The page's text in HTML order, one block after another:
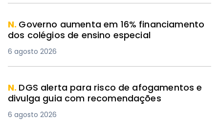
N. Governo aumenta em 16% financiamento
dos colégios de ensino especial
6 agosto 2026
N. DGS alerta para risco de afogamentos e
divulga guia com recomendações
6 agosto 2026